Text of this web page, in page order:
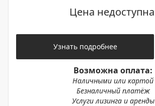
Цена недоступна
Узнать подробнее
Возможна оплата:
Наличными или картой
Безналичный платёж
Услуги лизинга и аренды